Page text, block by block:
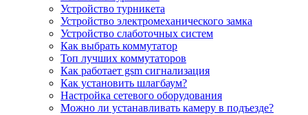
Устройство турникета
Устройство электромеханического замка
Устройство слаботочных систем
Как выбрать коммутатор
Топ лучших коммутаторов
Как работает gsm сигнализация
Как установить шлагбаум?
Настройка сетевого оборудования
Можно ли устанавливать камеру в подъезде?